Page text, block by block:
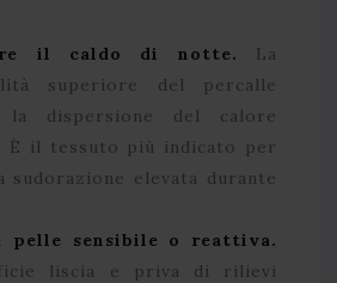
il caldo di notte. La
superiore del percalle
la dispersione del calore
È il tessuto più indicato per
sudorazione elevata durante
pelle sensibile o reattiva.
liscia e priva di rilievi